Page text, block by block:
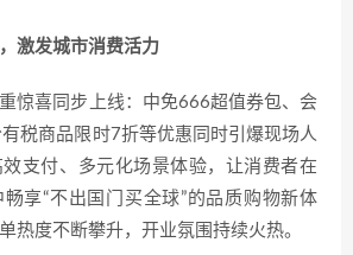
激发城市消费活力
惊喜同步上线：中免666超值券包、会
税商品限时7折等优惠同时引爆现场人
支付、多元化场景体验，让消费者在
享“不出国门买全球”的品质购物新体
热度不断攀升，开业氛围持续火热。